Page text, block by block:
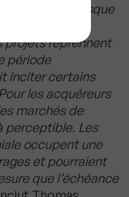
confiance : lorsque
et
projets reprennent
période
inciter certains
les acquéreurs
marchés de
perceptible. Les
occupent une
et pourraient
que l’échéance